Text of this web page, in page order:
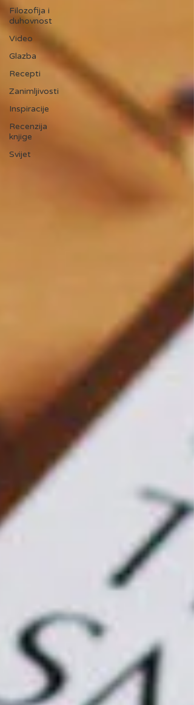
Filozofija i
duhovnost
Video
Glazba
Recepti
Zanimljivosti
Inspiracije
Recenzija
knjige
Svijet